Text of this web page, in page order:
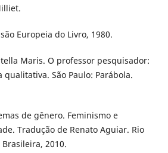
Europeia do Livro, 1980.
Maris. O professor pesquisador:
São Paulo: Parábola.
de gênero. Feminismo e
Tradução de Renato Aguiar. Rio
2010.